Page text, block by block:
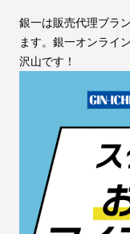
銀一は販売代理ブラ
ます。銀一オンライ
沢山です！